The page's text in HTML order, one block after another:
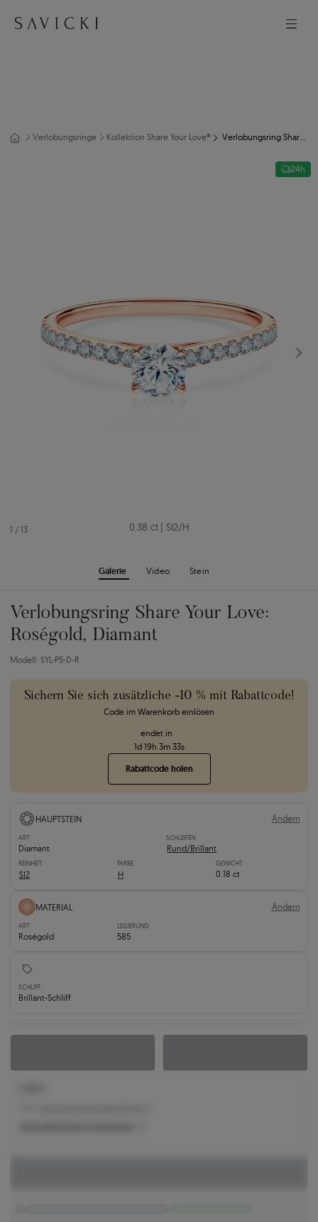
Verlobungsringe Kollektion Share Your Love® Verlobungsring Share Your Love: Roségold, Diamant
1 / 13
Galerie Video Stein
24h
0.38 ct | SI2/H
Verlobungsring Share Your Love:
Roségold, Diamant
Modell: SYL-P5-D-R
Sichern Sie sich zusätzliche -10 % mit Rabattcode!
Code im Warenkorb einlösen
endet in
1d 19h 3m 32s
Rabattcode holen
HAUPTSTEIN Ändern
ART
Diamant
SCHLEIFEN
Rund/Brillant
REINHEIT
SI2
FARBE
H
GEWICHT
0.18 ct
MATERIAL Ändern
ART
Roségold
LEGIERUNG
585
SCHLIFF
Brillant-Schliff